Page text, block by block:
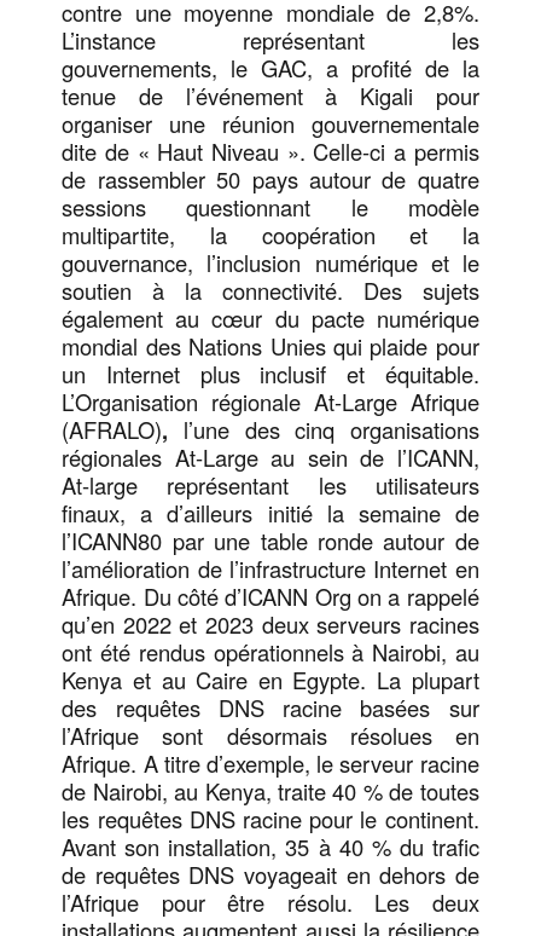
contre une moyenne mondiale de 2,8%.
L’instance représentant les
gouvernements, le GAC, a profité de la
tenue de l’événement à Kigali pour
organiser une réunion gouvernementale
dite de « Haut Niveau ». Celle-ci a permis
de rassembler 50 pays autour de quatre
sessions questionnant le modèle
multipartite, la coopération et la
gouvernance, l’inclusion numérique et le
soutien à la connectivité. Des sujets
également au cœur du pacte numérique
mondial des Nations Unies qui plaide pour
un Internet plus inclusif et équitable.
L’Organisation régionale At-Large Afrique
(AFRALO), l’une des cinq organisations
régionales At-Large au sein de l’ICANN,
At-large représentant les utilisateurs
finaux, a d’ailleurs initié la semaine de
l’ICANN80 par une table ronde autour de
l’amélioration de l’infrastructure Internet en
Afrique. Du côté d’ICANN Org on a rappelé
qu’en 2022 et 2023 deux serveurs racines
ont été rendus opérationnels à Nairobi, au
Kenya et au Caire en Egypte. La plupart
des requêtes DNS racine basées sur
l’Afrique sont désormais résolues en
Afrique. A titre d’exemple, le serveur racine
de Nairobi, au Kenya, traite 40 % de toutes
les requêtes DNS racine pour le continent.
Avant son installation, 35 à 40 % du trafic
de requêtes DNS voyageait en dehors de
l’Afrique pour être résolu. Les deux
installations augmentent aussi la résilience